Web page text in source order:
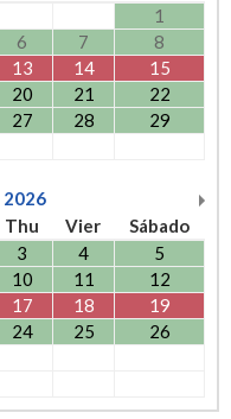
1
6 7
8
13 14
15
20 21
22
27 28
29
2026
Thu Vier
Sábado
3 4
5
10 11
12
17 18
19
24 25
26